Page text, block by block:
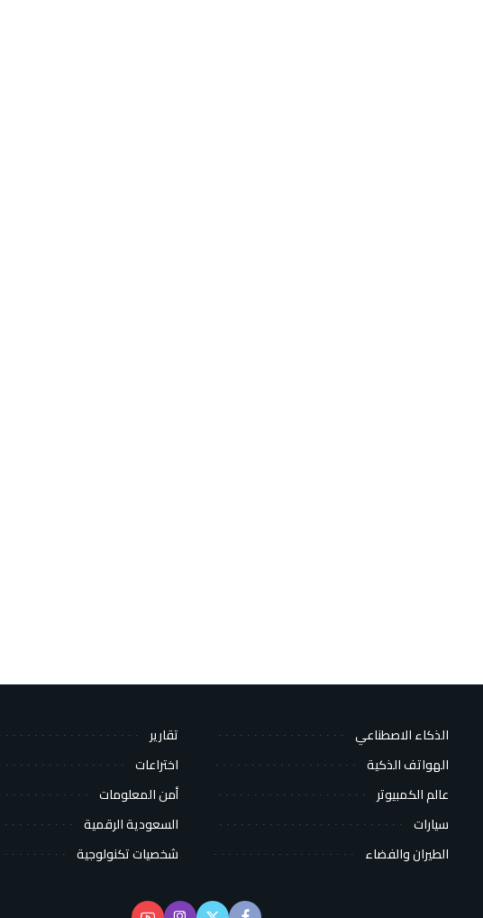
الذكاء الاصطناعي
الهواتف الذكية
عالم الكمبيوتر
سيارات
الطيران والفضاء
تقارير
اختراعات
أمن المعلومات
السعودية الرقمية
شخصيات تكنولوجية